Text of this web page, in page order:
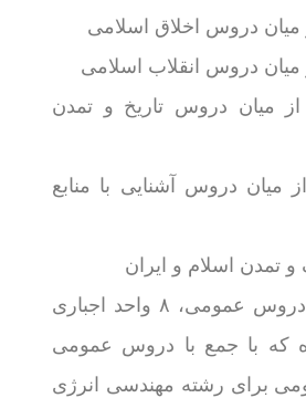
از میان دروس تاریخ و تمدن
از میان دروس آشنایی با منابع
برای این رشته در دروس عمومی، ۸ واحد اجباری
که با جمع با دروس عمومی
برای رشته مهندسی انرژی